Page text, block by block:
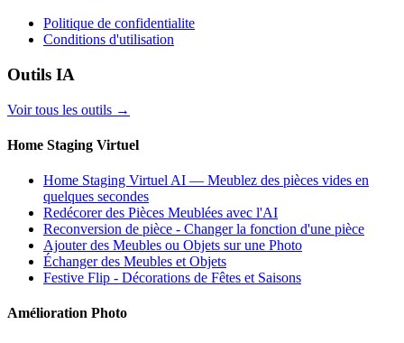
Politique de confidentialite
Conditions d'utilisation
Outils IA
Voir tous les outils →
Home Staging Virtuel
Home Staging Virtuel AI — Meublez des pièces vides en
quelques secondes
Redécorer des Pièces Meublées avec l'AI
Reconversion de pièce - Changer la fonction d'une pièce
Ajouter des Meubles ou Objets sur une Photo
Échanger des Meubles et Objets
Festive Flip - Décorations de Fêtes et Saisons
Amélioration Photo